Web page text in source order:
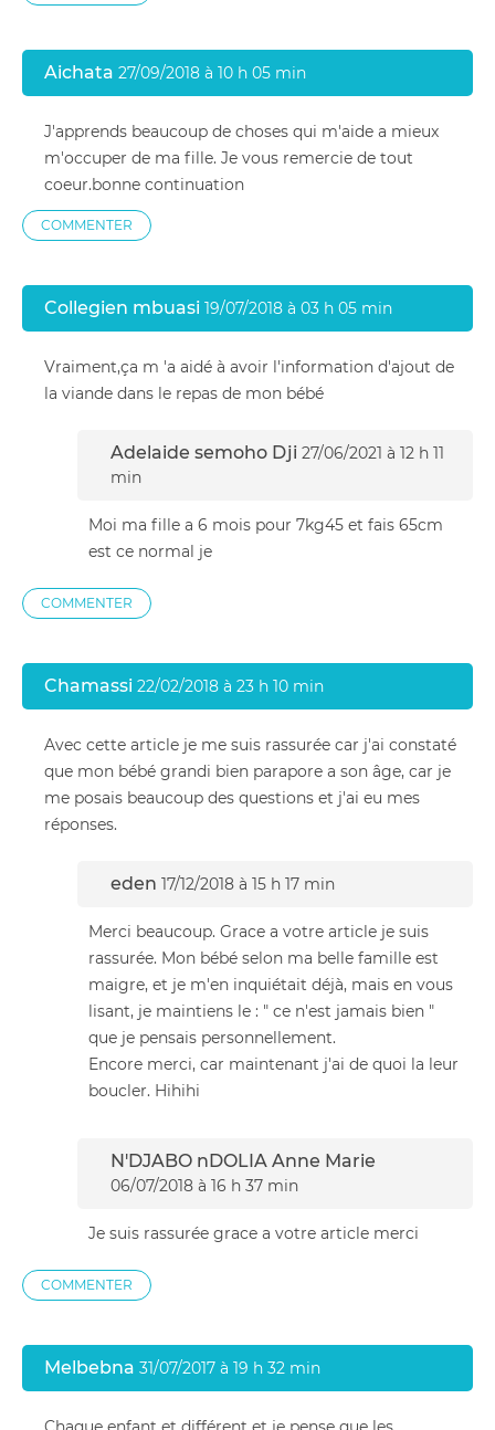
Aichata 27/09/2018 à 10 h 05 min
J'apprends beaucoup de choses qui m'aide a mieux
m'occuper de ma fille. Je vous remercie de tout
coeur.bonne continuation
COMMENTER
Collegien mbuasi 19/07/2018 à 03 h 05 min
Vraiment,ça m 'a aidé à avoir l'information d'ajout de
la viande dans le repas de mon bébé
Adelaide semoho Dji 27/06/2021 à 12 h 11
min
Moi ma fille a 6 mois pour 7kg45 et fais 65cm
est ce normal je
COMMENTER
Chamassi 22/02/2018 à 23 h 10 min
Avec cette article je me suis rassurée car j'ai constaté
que mon bébé grandi bien parapore a son âge, car je
me posais beaucoup des questions et j'ai eu mes
réponses.
eden 17/12/2018 à 15 h 17 min
Merci beaucoup. Grace a votre article je suis
rassurée. Mon bébé selon ma belle famille est
maigre, et je m'en inquiétait déjà, mais en vous
lisant, je maintiens le : " ce n'est jamais bien "
que je pensais personnellement.
Encore merci, car maintenant j'ai de quoi la leur
boucler. Hihihi
N'DJABO nDOLIA Anne Marie
06/07/2018 à 16 h 37 min
Je suis rassurée grace a votre article merci
COMMENTER
Melbebna 31/07/2017 à 19 h 32 min